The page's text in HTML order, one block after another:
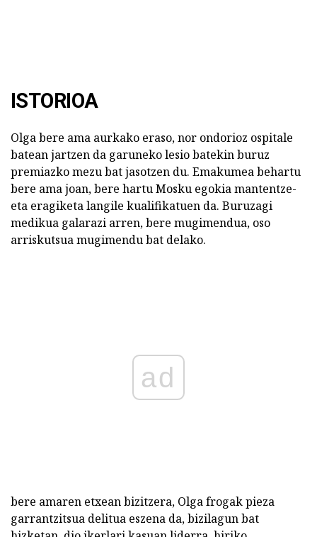
ISTORIOA
Olga bere ama aurkako eraso, nor ondorioz ospitale
batean jartzen da garuneko lesio batekin buruz
premiazko mezu bat jasotzen du. Emakumea behartu
bere ama joan, bere hartu Mosku egokia mantentze-
eta eragiketa langile kualifikatuen da. Buruzagi
medikua galarazi arren, bere mugimendua, oso
arriskutsua mugimendu bat delako.
ad
bere amaren etxean bizitzera, Olga frogak pieza
garrantzitsua delitua eszena da, bizilagun bat